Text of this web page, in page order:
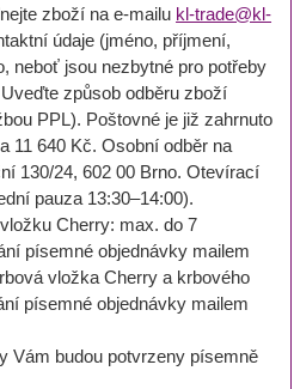
zboží na e-mailu kl-trade@kl-
údaje (jméno, příjmení,
neboť jsou nezbytné pro potřeby
způsob odběru zboží
PPL). Poštovné je již zahrnuto
11 640 Kč. Osobní odběr na
130/24, 602 00 Brno. Otevírací
pauza 13:30–14:00).
Cherry: max. do 7
písemné objednávky mailem
vložka Cherry a krbového
písemné objednávky mailem
Vám budou potvrzeny písemně